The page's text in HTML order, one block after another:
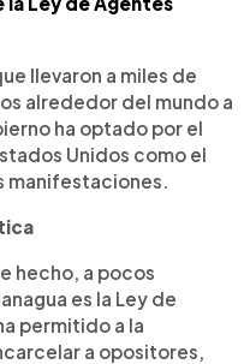
llevaron a miles de
alrededor del mundo a
ha optado por el
Unidos como el
manifestaciones.
hecho, a pocos
es la Ley de
permitido a la
a opositores,